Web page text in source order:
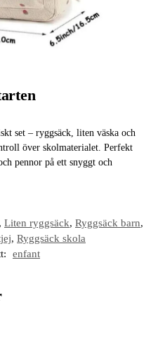
set – ryggsäck, liten väska och
över skolmaterialet. Perfekt
pennor på ett snyggt och
Liten ryggsäck, Ryggsäck barn,
, Ryggsäck skola
enfant